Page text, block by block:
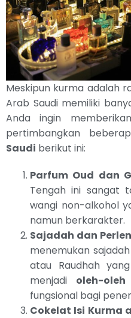
Meskipun kurma adalah
Arab Saudi memiliki
Anda ingin
pertimbangkan
Saudi berikut ini:
Parfum Oud dan
Tengah ini sangat
wangi non-alkohol
namun berkarakter.
Sajadah dan
menemukan
atau Raudhah
menjadi oleh-
fungsional bagi
Cokelat Isi Kurma